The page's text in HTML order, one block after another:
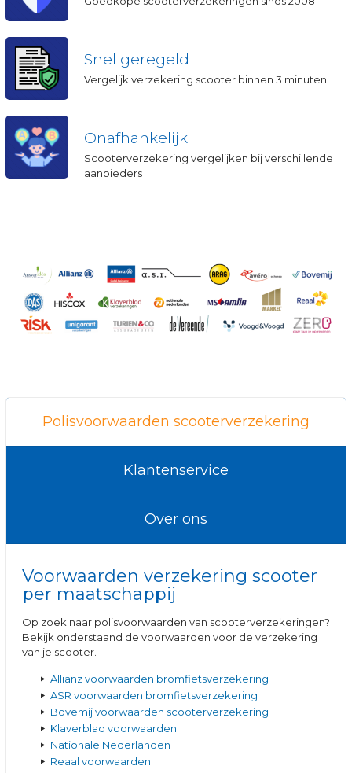
Snel geregeld
Vergelijk verzekering scooter binnen 3 minuten
Onafhankelijk
Scooterverzekering vergelijken bij verschillende
aanbieders
Polisvoorwaarden scooterverzekering
Klantenservice
Over ons
Voorwaarden verzekering scooter
per maatschappij
Op zoek naar polisvoorwaarden van scooterverzekeringen?
Bekijk onderstaand de voorwaarden voor de verzekering
van je scooter.
Allianz voorwaarden bromfietsverzekering
ASR voorwaarden bromfietsverzekering
Bovemij voorwaarden scooterverzekering
Klaverblad voorwaarden
Nationale Nederlanden
Reaal voorwaarden